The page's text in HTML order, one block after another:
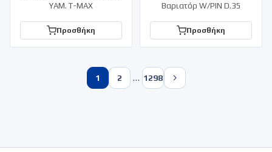
YAM. T-MAX
Προσθήκη
Βαριατόρ W/PIN D.35
Προσθήκη
1 2 … 1298